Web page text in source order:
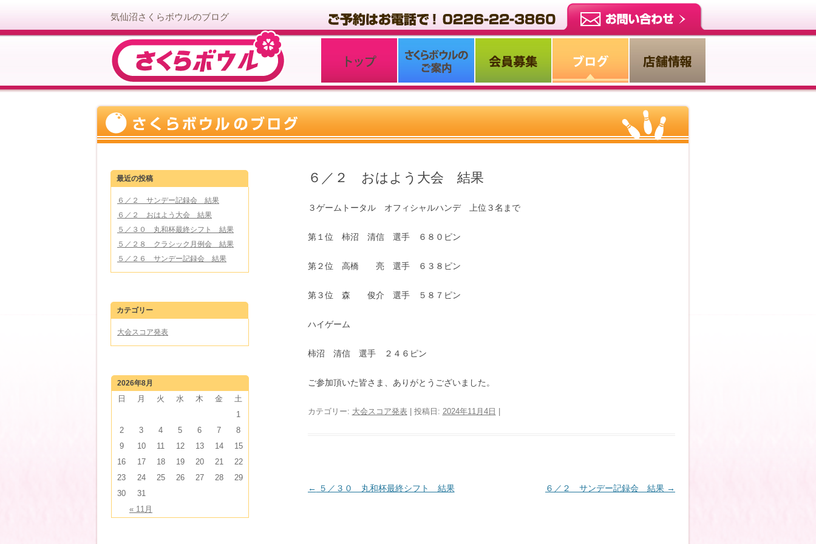
気仙沼さくらボウルのブログ
６／２ おはよう大会 結果
３ゲームトータル オフィシャルハンデ 上位３名まで
第１位 柿沼 清信 選手 ６８０ピン
第２位 高橋 亮 選手 ６３８ピン
第３位 森 俊介 選手 ５８７ピン
ハイゲーム
柿沼 清信 選手 ２４６ピン
ご参加頂いた皆さま、ありがとうございました。
カテゴリー: 大会スコア発表| 投稿日: 2024年11月4日
投稿ナビゲーション
← ５／３０ 丸和杯最終シフト 結果 ６／２ サンデー記録会 結果 →
最近の投稿
６／２ サンデー記録会 結果
６／２ おはよう大会 結果
５／３０ 丸和杯最終シフト 結果
５／２８ クラシック月例会 結果
５／２６ サンデー記録会 結果
カテゴリー
大会スコア発表
2026年8月
日 月 火 水 木 金 土
« 11月
1
2
3 4 5 6 7
8
9
10 11 12 13 14
15
16
17 18 19 20 21
22
23
24 25 26 27 28
29
30
31